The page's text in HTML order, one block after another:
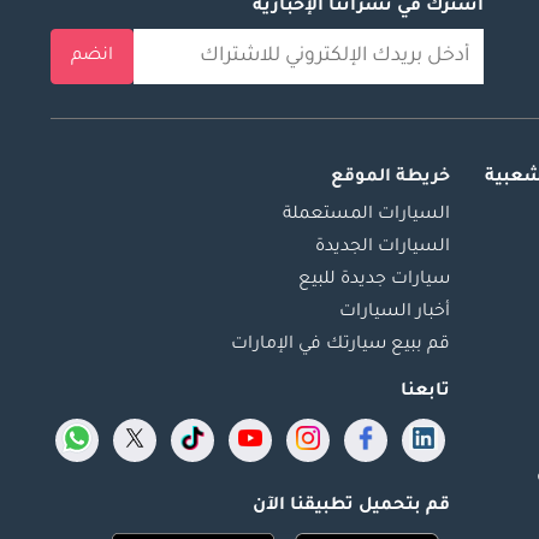
اشترك في نشراتنا الإخبارية
انضم
خريطة الموقع
السيارات المستعملة
السيارات الجديدة
سيارات جديدة للبيع
أخبار السيارات
قم ببيع سيارتك في الإمارات
تابعنا
قم بتحميل تطبيقنا الآن